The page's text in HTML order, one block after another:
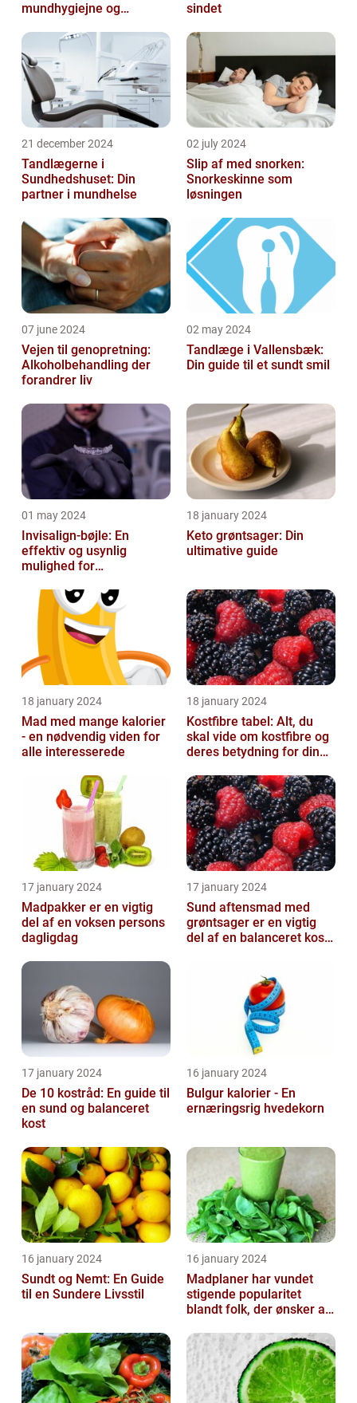
mundhygiejne og
sindet
21 december 2024
Tandlægerne i
Sundhedshuset: Din
partner i mundhelse
02 july 2024
Slip af med snorken:
Snorkeskinne som
løsningen
07 june 2024
Vejen til genopretning:
Alkoholbehandling der
forandrer liv
02 may 2024
Tandlæge i Vallensbæk:
Din guide til et sundt smil
01 may 2024
Invisalign-bøjle: En
effektiv og usynlig
mulighed for
18 january 2024
Keto grøntsager: Din
ultimative guide
18 january 2024
Mad med mange kalorier
- en nødvendig viden for
alle interesserede
18 january 2024
Kostfibre tabel: Alt, du
skal vide om kostfibre og
deres betydning for din
17 january 2024
Madpakker er en vigtig
del af en voksen persons
dagligdag
17 january 2024
Sund aftensmad med
grøntsager er en vigtig
del af en balanceret kost,
17 january 2024
De 10 kostråd: En guide til
en sund og balanceret
kost
16 january 2024
Bulgur kalorier - En
ernæringsrig hvedekorn
16 january 2024
Sundt og Nemt: En Guide
til en Sundere Livsstil
16 january 2024
Madplaner har vundet
stigende popularitet
blandt folk, der ønsker at
deres...